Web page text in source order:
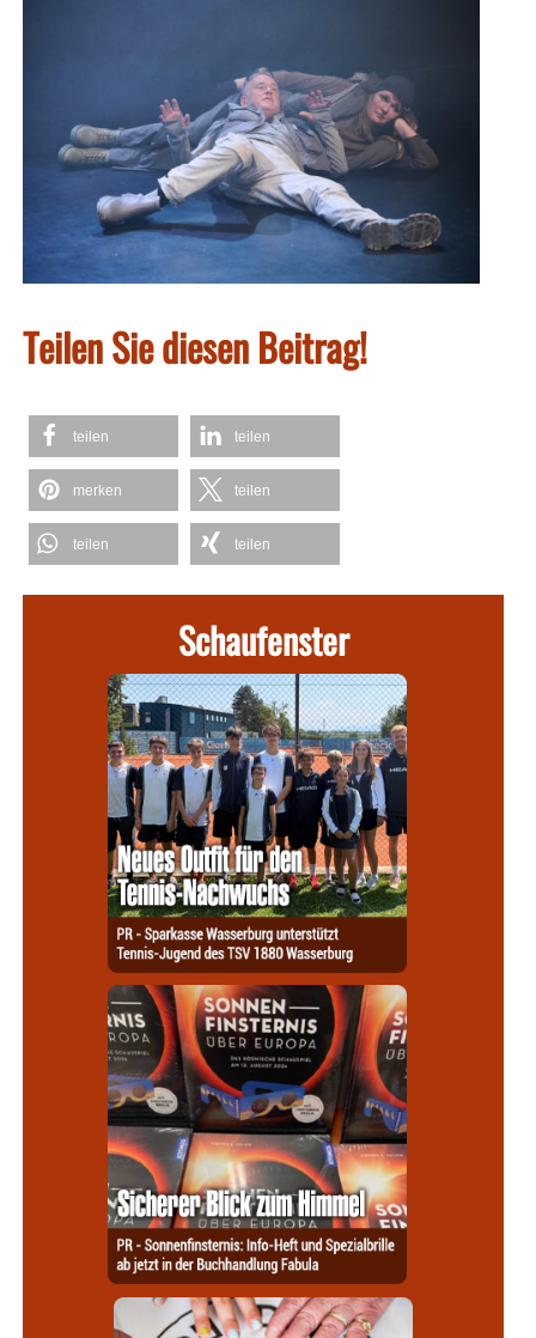
Teilen Sie diesen Beitrag!
teilen teilen
merken teilen
teilen teilen
Schaufenster